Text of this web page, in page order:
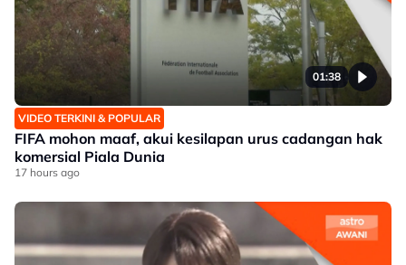
01:38
VIDEO TERKINI & POPULAR
FIFA mohon maaf, akui kesilapan urus cadangan hak
komersial Piala Dunia
17 hours ago